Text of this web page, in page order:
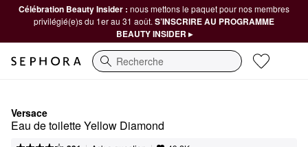
Célébration Beauty Insider : nous mettons le paquet pour nos membres
privilégié(e)s du 1er au 31 août. S’INSCRIRE AU PROGRAMME
BEAUTY INSIDER ▸
Recherche
Versace
Eau de toilette Yellow Diamond